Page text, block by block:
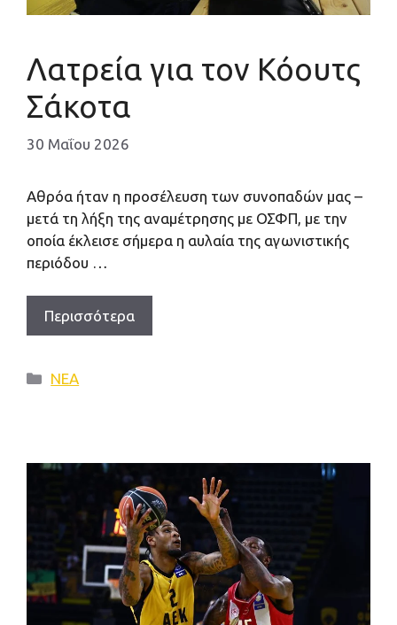
Λατρεία για τον Κόουτς
Σάκοτα
30 Μαΐου 2026
Αθρόα ήταν η προσέλευση των συνοπαδών μας –
μετά τη λήξη της αναμέτρησης με ΟΣΦΠ, με την
οποία έκλεισε σήμερα η αυλαία της αγωνιστικής
περιόδου …
Περισσότερα
Κατηγορίες
ΝΕΑ